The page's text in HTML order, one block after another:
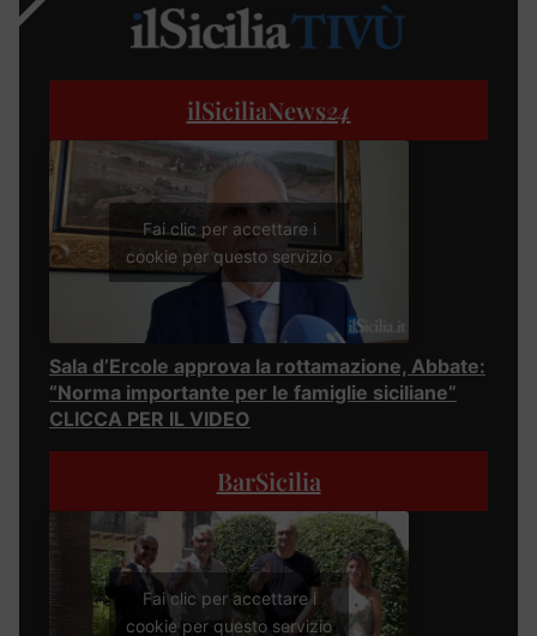
ilSiciliaNews24
Fai clic per accettare i
cookie per questo servizio
Sala d’Ercole approva la rottamazione, Abbate:
“Norma importante per le famiglie siciliane”
CLICCA PER IL VIDEO
BarSicilia
Fai clic per accettare i
cookie per questo servizio